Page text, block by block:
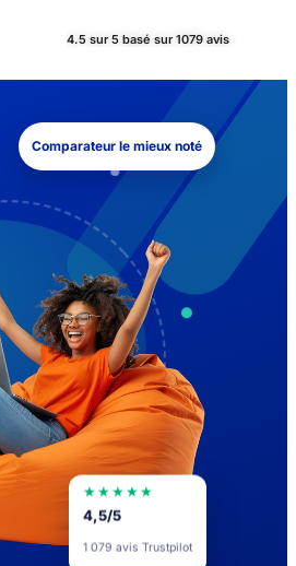
4.5 sur 5 basé sur 1079 avis
Comparateur le mieux noté
★★★★★
4,5/5
1 079 avis Trustpilot